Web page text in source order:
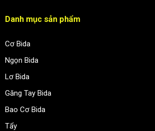
Danh mục sản phẩm
Cơ Bida
Ngọn Bida
Lơ Bida
Găng Tay Bida
Bao Cơ Bida
Tẩy